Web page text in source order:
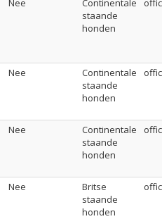
Nee
Continentale
staande
honden
Nee
Continentale
staande
honden
Nee
Continentale
staande
honden
Nee
Britse
staande
honden